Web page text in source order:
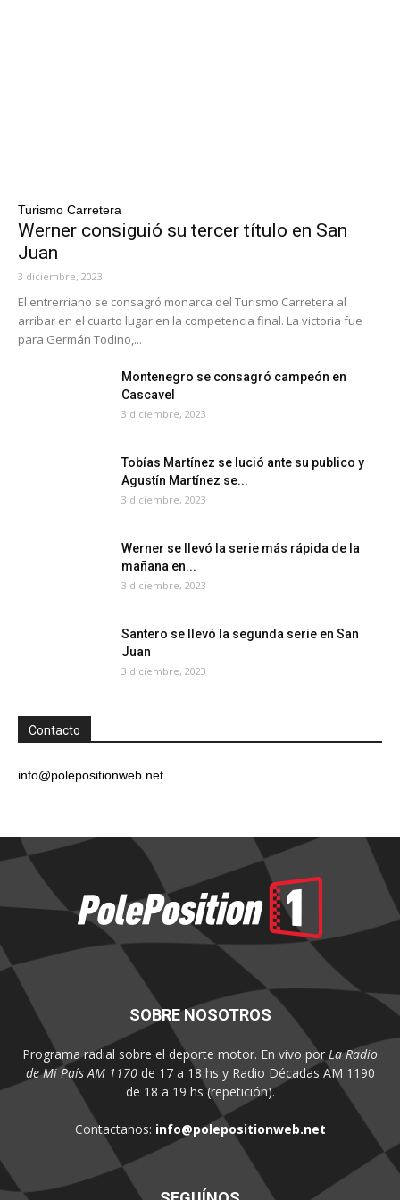
Turismo Carretera
Werner consiguió su tercer título en San
Juan
3 diciembre, 2023
El entrerriano se consagró monarca del Turismo Carretera al
arribar en el cuarto lugar en la competencia final. La victoria fue
para Germán Todino,...
Montenegro se consagró campeón en
Cascavel
3 diciembre, 2023
Tobías Martínez se lució ante su publico y
Agustín Martínez se...
3 diciembre, 2023
Werner se llevó la serie más rápida de la
mañana en...
3 diciembre, 2023
Santero se llevó la segunda serie en San
Juan
3 diciembre, 2023
Contacto
info@polepositionweb.net
SOBRE NOSOTROS
Programa radial sobre el deporte motor. En vivo por La Radio
de Mi País AM 1170de 17 a 18 hs y Radio Décadas AM 1190
de 18 a 19 hs (repetición).
Contactanos: info@polepositionweb.net